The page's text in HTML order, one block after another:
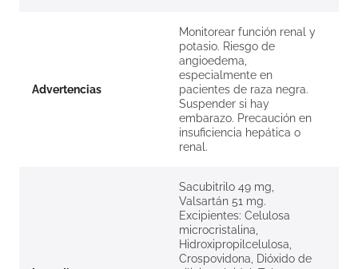
Advertencias
Monitorear función renal y
potasio. Riesgo de
angioedema,
especialmente en
pacientes de raza negra.
Suspender si hay
embarazo. Precaución en
insuficiencia hepática o
renal.
Sacubitrilo 49 mg,
Valsartán 51 mg.
Excipientes: Celulosa
microcristalina,
Hidroxipropilcelulosa,
Crospovidona, Dióxido de